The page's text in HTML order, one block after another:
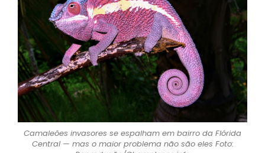
Camaleões invasores se espalham em bairro da Flórida
Central — mas o maior problema não são eles Foto: